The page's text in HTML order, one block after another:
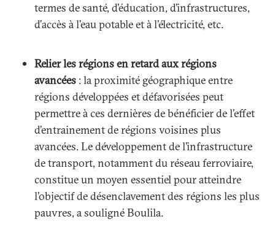
termes de santé, d’éducation, d’infrastructures,
d’accès à l’eau potable et à l’électricité, etc.
Relier les régions en retard aux régions
avancées : la proximité géographique entre
régions développées et défavorisées peut
permettre à ces dernières de bénéficier de l’effet
d’entrainement de régions voisines plus
avancées. Le développement de l’infrastructure
de transport, notamment du réseau ferroviaire,
constitue un moyen essentiel pour atteindre
l’objectif de désenclavement des régions les plus
pauvres, a souligné Boulila.